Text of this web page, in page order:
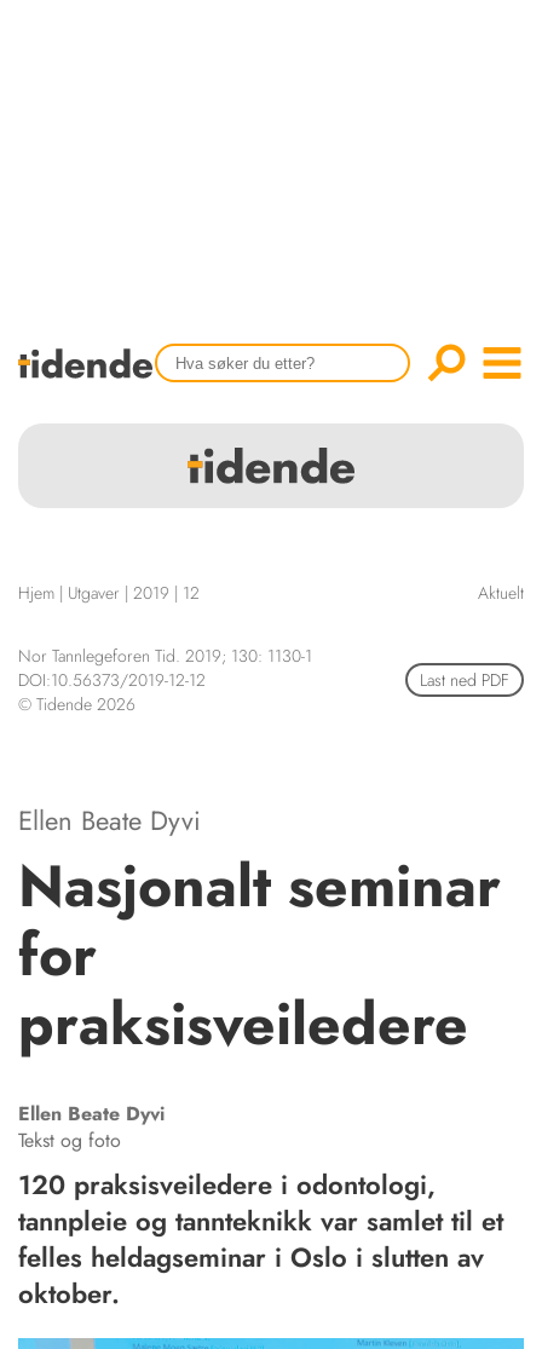
Tidligere utgaver
HENVISNINGER
KURSKALENDER
STILLINGER
KJØP & SALG
KONTAKT
Scientific articles
Publication and media
Hjem | Utgaver | 2019 | 12 Aktuelt
Nor Tannlegeforen Tid. 2019; 130: 1130-1
DOI:10.56373/2019-12-12
© Tidende 2026
Last ned PDF
Ellen Beate Dyvi
Nasjonalt seminar
for
praksisveiledere
Ellen Beate Dyvi
Tekst og foto
120 praksisveiledere i odontologi,
tannpleie og tannteknikk var samlet til et
felles heldagseminar i Oslo i slutten av
oktober.